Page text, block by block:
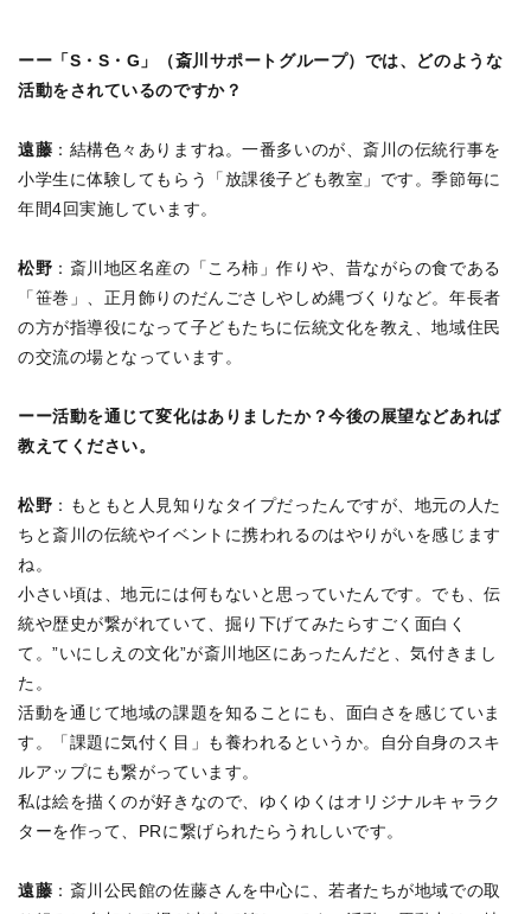
ーー「S・S・G」（斎川サポートグループ）では、どのような
活動をされているのですか？
遠藤 ：結構色々ありますね。一番多いのが、斎川の伝統行事を
小学生に体験してもらう「放課後子ども教室」です。季節毎に
年間4回実施しています。
松野 ：斎川地区名産の「ころ柿」作りや、昔ながらの食である
「笹巻」、正月飾りのだんごさしやしめ縄づくりなど。年長者
の方が指導役になって子どもたちに伝統文化を教え、地域住民
の交流の場となっています。
ーー活動を通じて変化はありましたか？今後の展望などあれば
教えてください。
松野 ：もともと人見知りなタイプだったんですが、地元の人た
ちと斎川の伝統やイベントに携われるのはやりがいを感じます
ね。
小さい頃は、地元には何もないと思っていたんです。でも、伝
統や歴史が繋がれていて、掘り下げてみたらすごく面白く
て。”いにしえの文化”が斎川地区にあったんだと、気付きまし
た。
活動を通じて地域の課題を知ることにも、面白さを感じていま
す。「課題に気付く目」も養われるというか。自分自身のスキ
ルアップにも繋がっています。
私は絵を描くのが好きなので、ゆくゆくはオリジナルキャラク
ターを作って、PRに繋げられたらうれしいです。
遠藤 ：斎川公民館の佐藤さんを中心に、若者たちが地域での取